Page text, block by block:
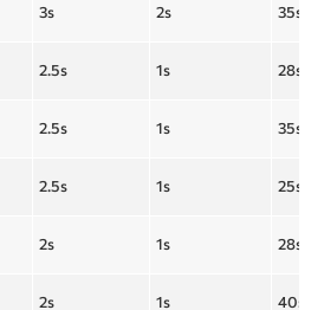
3s 2s 35s
2.5s 1s 28s
2.5s 1s 35s
2.5s 1s 25s
2s 1s 28s
2s 1s 40s